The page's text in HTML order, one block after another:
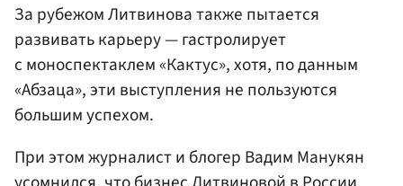
За рубежом Литвинова также пытается
развивать карьеру — гастролирует
с моноспектаклем «Кактус», хотя, по данным
«Абзаца», эти выступления не пользуются
большим успехом.
При этом журналист и блогер Вадим Манукян